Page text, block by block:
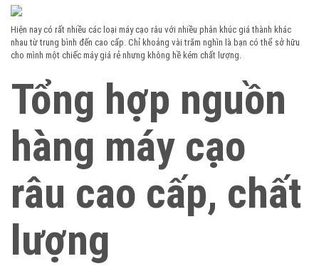
Hiện nay có rất nhiều các loại máy cạo râu với nhiều phân khúc giá thành khác
nhau từ trung bình đến cao cấp. Chỉ khoảng vài trăm nghìn là bạn có thể sở hữu
cho mình một chiếc máy giá rẻ nhưng không hề kém chất lượng.
Tổng hợp nguồn
hàng máy cạo
râu cao cấp, chất
lượng